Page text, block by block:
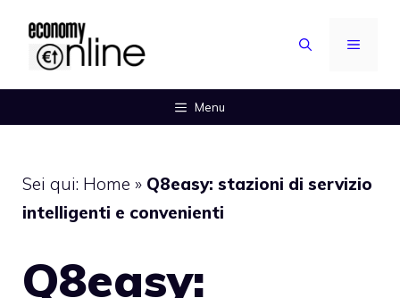
contenuto
MENU
Menu
Sei qui: Home » Q8easy: stazioni di servizio
intelligenti e convenienti
Q8easy: